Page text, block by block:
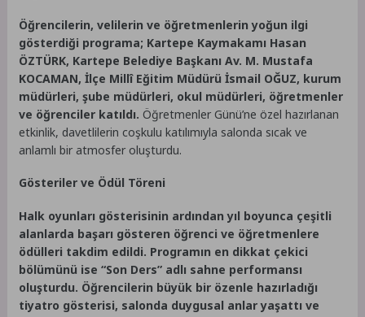
Öğrencilerin, velilerin ve öğretmenlerin yoğun ilgi
gösterdiği programa; Kartepe Kaymakamı Hasan
ÖZTÜRK, Kartepe Belediye Başkanı Av. M. Mustafa
KOCAMAN, İlçe Millî Eğitim Müdürü İsmail OĞUZ, kurum
müdürleri, şube müdürleri, okul müdürleri, öğretmenler
ve öğrenciler katıldı.Öğretmenler Günü’ne özel hazırlanan
etkinlik, davetlilerin coşkulu katılımıyla salonda sıcak ve
anlamlı bir atmosfer oluşturdu.
Gösteriler ve Ödül Töreni
Halk oyunları gösterisinin ardından yıl boyunca çeşitli
alanlarda başarı gösteren öğrenci ve öğretmenlere
ödülleri takdim edildi. Programın en dikkat çekici
bölümünü ise “Son Ders” adlı sahne performansı
oluşturdu. Öğrencilerin büyük bir özenle hazırladığı
tiyatro gösterisi, salonda duygusal anlar yaşattı ve